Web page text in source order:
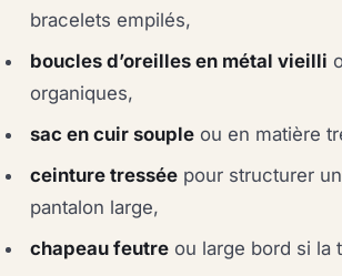
bracelets empilés,
boucles d’oreilles en métal vieilli
organiques,
sac en cuir souple ou en matière
ceinture tressée pour structurer
pantalon large,
chapeau feutre ou large bord si la